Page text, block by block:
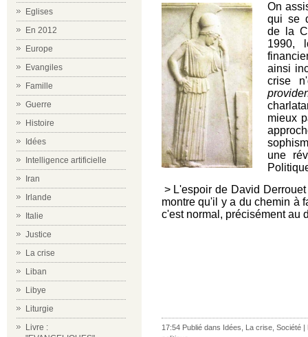
Eglises
En 2012
Europe
Evangiles
Famille
Guerre
Histoire
Idées
Intelligence artificielle
Iran
Irlande
Italie
Justice
La crise
Liban
Libye
Liturgie
Livre :
On
qui se
de la
1990,
ainsi
crise
mieux
une
> L'espoir de David
montre qu'il y a du chemin à
c'est normal, précisément au
17:54 Publié dans Idées La crise Société |